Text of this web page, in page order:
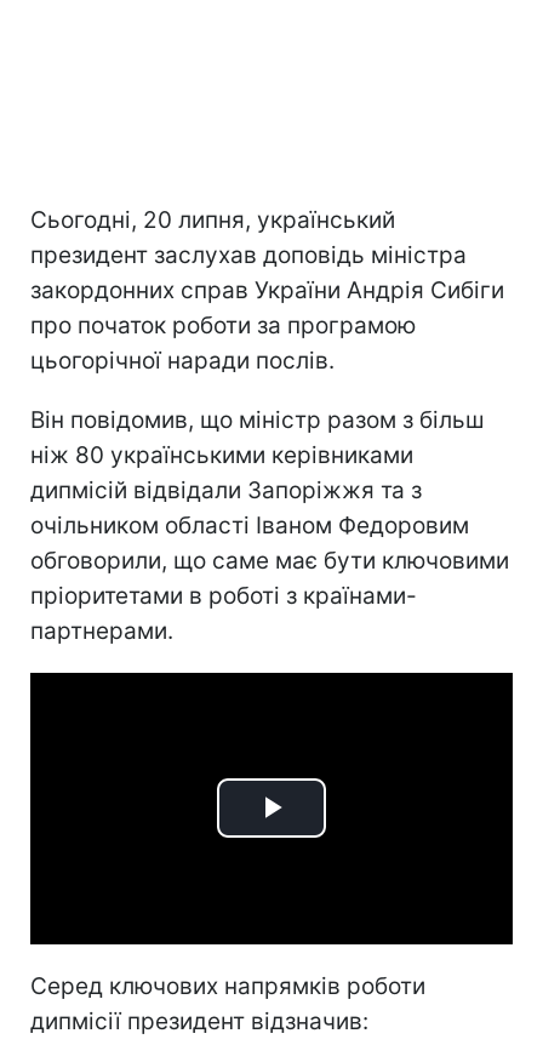
Сьогодні, 20 липня, український
президент заслухав доповідь міністра
закордонних справ України Андрія Сибіги
про початок роботи за програмою
цьогорічної наради послів.
Він повідомив, що міністр разом з більш
ніж 80 українськими керівниками
дипмісій відвідали Запоріжжя та з
очільником області Іваном Федоровим
обговорили, що саме має бути ключовими
пріоритетами в роботі з країнами-
партнерами.
Play
Серед ключових напрямків роботи
дипмісії президент відзначив: